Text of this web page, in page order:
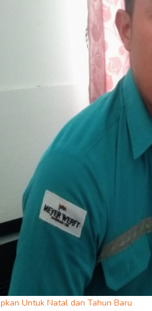
Untuk Natal dan Tahun Baru